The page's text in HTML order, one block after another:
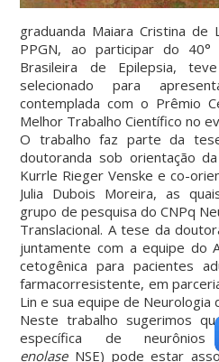
graduanda Maiara Cristina de
PPGN, ao participar do 40°
Brasileira de Epilepsia,
selecionado para
contemplada com o Prêmio
Melhor Trabalho Científico no
O trabalho faz parte da
doutoranda sob orientação
Kurrle Rieger Venske e co-
Julia Dubois Moreira, as
grupo de pesquisa do CNPq
Translacional. A tese da
juntamente com a equipe do
cetogênica para pacientes
farmacorresistente, em
Lin e sua equipe de Neurologia
Neste trabalho sugerimos
específica de
enolaseNSE) pode estar